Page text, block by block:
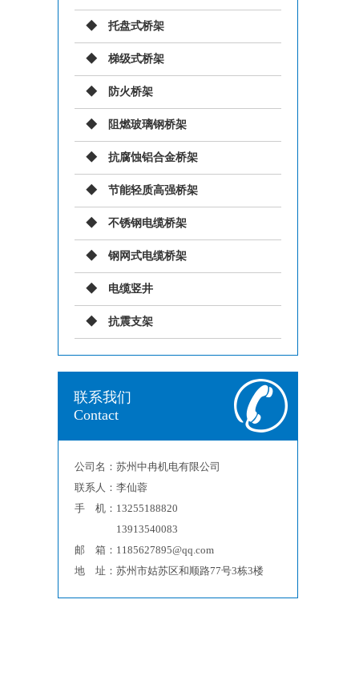
托盘式桥架
梯级式桥架
防火桥架
阻燃玻璃钢桥架
抗腐蚀铝合金桥架
节能轻质高强桥架
不锈钢电缆桥架
钢网式电缆桥架
电缆竖井
抗震支架
联系我们
Contact
公司名：苏州中冉机电有限公司
联系人：李仙蓉
手 机：13255188820
13913540083
邮 箱：1185627895@qq.com
地 址：苏州市姑苏区和顺路77号3栋3楼